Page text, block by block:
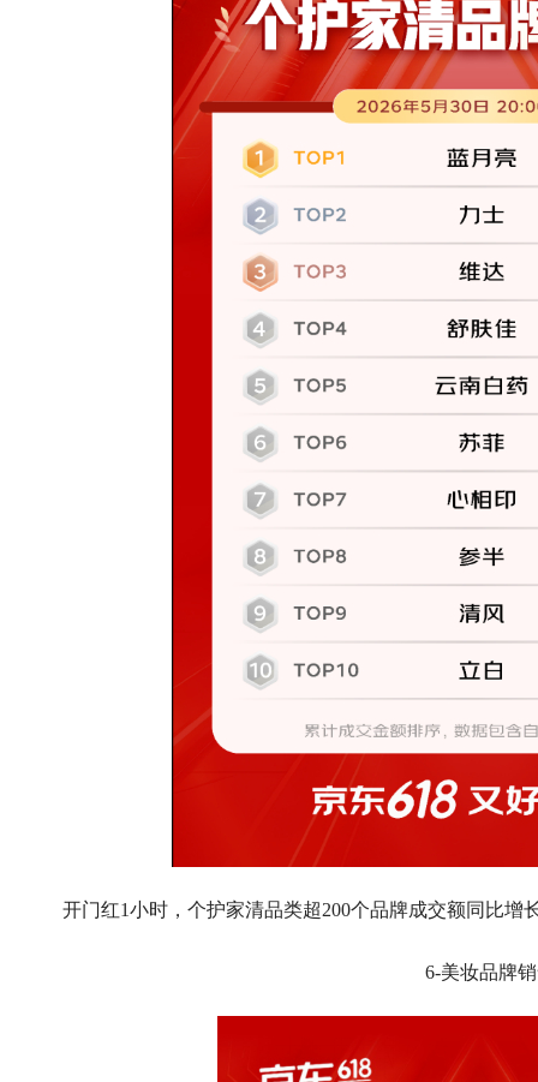
开门红1小时，个护家清品类超200个品牌成交额同比增
6-美妆品牌